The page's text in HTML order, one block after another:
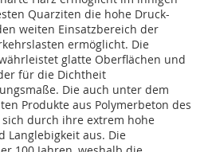
Quarziten die hohe Druck-
weiten Einsatzbereich der
ermöglicht. Die
glatte Oberflächen und
für die Dichtheit
Die auch unter dem
Produkte aus Polymerbeton des
durch ihre extrem hohe
Langlebigkeit aus. Die